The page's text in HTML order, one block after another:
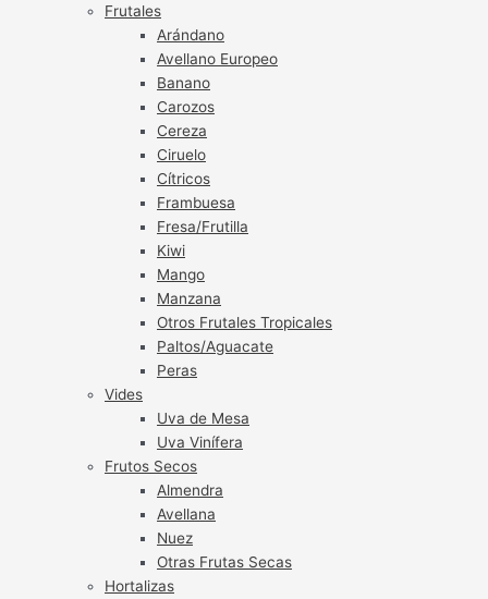
Frutales
Arándano
Avellano Europeo
Banano
Carozos
Cereza
Ciruelo
Cítricos
Frambuesa
Fresa/Frutilla
Kiwi
Mango
Manzana
Otros Frutales Tropicales
Paltos/Aguacate
Peras
Vides
Uva de Mesa
Uva Vinífera
Frutos Secos
Almendra
Avellana
Nuez
Otras Frutas Secas
Hortalizas